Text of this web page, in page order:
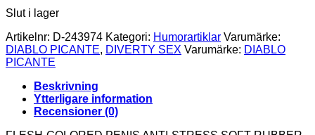
Slut i lager
Artikelnr: D-243974 Kategori: Humorartiklar Varumärke:
DIABLO PICANTE, DIVERTY SEX Varumärke: DIABLO
PICANTE
Beskrivning
Ytterligare information
Recensioner (0)